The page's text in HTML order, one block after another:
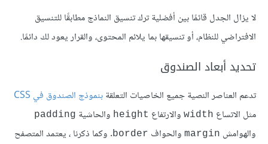
لا يزال الجدل قائمًا بين أفضلية ترك تنسيق النماذج مطابقًا للتنسيق
الافتراضي للنظام، أو تنسيقها بما يلائم المحتوى، والقرار يعود لك دائمًا.
تحديد أبعاد الصندوق
تدعم العناصر النصية جميع الخاصيات التعلقةبنموذج الصندوق في CSS
مثل الاتساع width والارتفاع height والحاشية padding
والهوامش margin والحواف border. وكما ذكرنا ، يعتمد المتصفح